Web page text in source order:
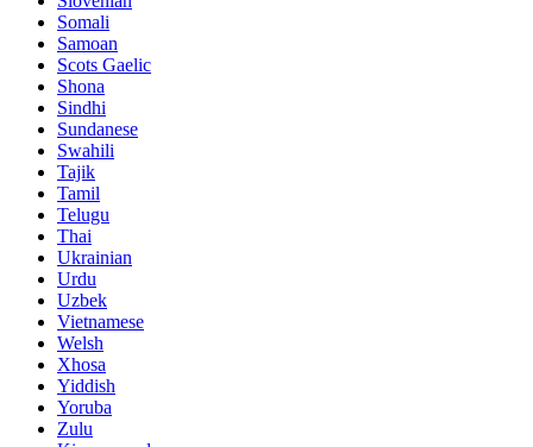
Somali
Samoan
Scots Gaelic
Shona
Sindhi
Sundanese
Swahili
Tajik
Tamil
Telugu
Thai
Ukrainian
Urdu
Uzbek
Vietnamese
Welsh
Xhosa
Yiddish
Yoruba
Zulu